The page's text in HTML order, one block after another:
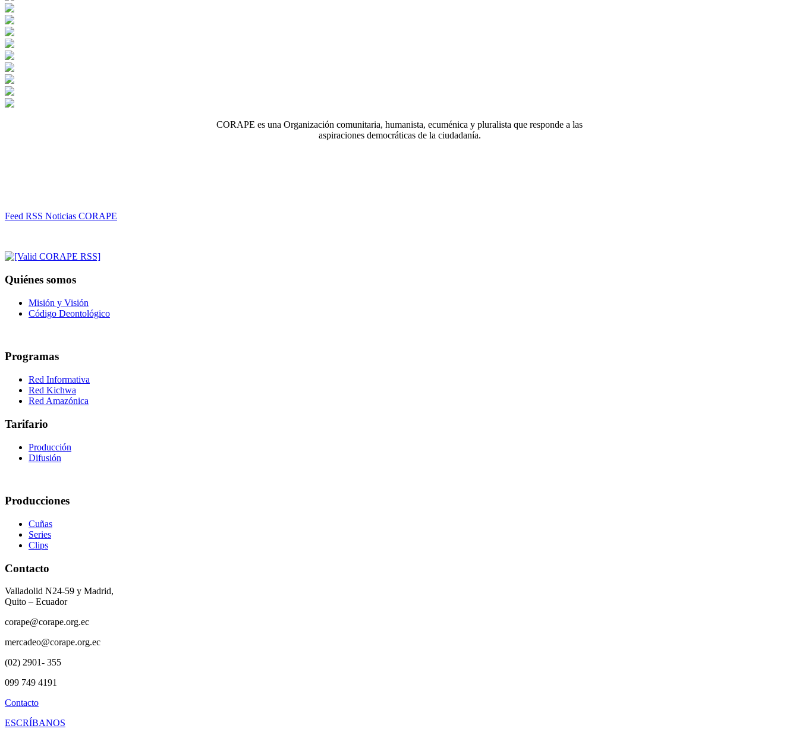
CORAPE es una Organización comunitaria, humanista, ecuménica y pluralista que responde a las
aspiraciones democráticas de la ciudadanía.
Feed RSS Noticias CORAPE
Quiénes somos
Misión y Visión
Código Deontológico
Programas
Red Informativa
Red Kichwa
Red Amazónica
Tarifario
Producción
Difusión
Producciones
Cuñas
Series
Clips
Contacto
Valladolid N24-59 y Madrid,
Quito – Ecuador
corape@corape.org.ec
mercadeo@corape.org.ec
(02) 2901- 355
099 749 4191
Contacto
ESCRÍBANOS